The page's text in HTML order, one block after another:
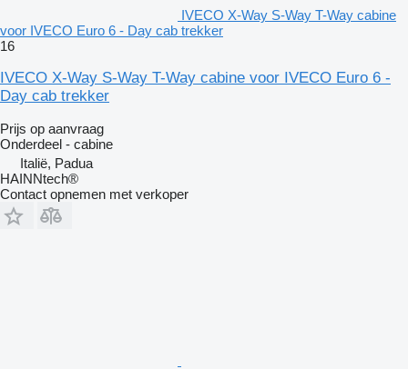
IVECO X-Way S-Way T-Way cabine
voor IVECO Euro 6 - Day cab trekker
16
IVECO X-Way S-Way T-Way cabine voor IVECO Euro 6 -
Day cab trekker
Prijs op aanvraag
Onderdeel - cabine
Italië, Padua
HAINNtech®
Contact opnemen met verkoper